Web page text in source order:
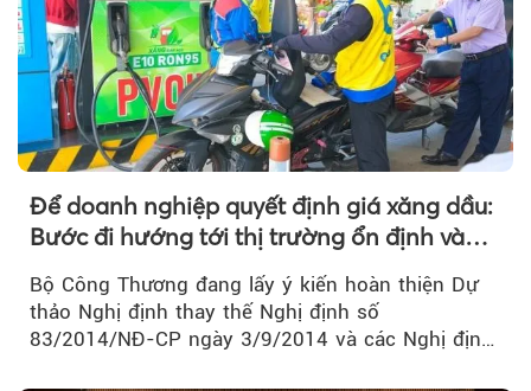
Theo Sức khoẻ
Để doanh nghiệp quyết định giá xăng dầu:
Bước đi hướng tới thị trường ổn định và
Bộ Công Thương đang lấy ý kiến hoàn thiện Dự
thảo Nghị định thay thế Nghị định số
83/2014/NĐ-CP ngày 3/9/2014 và các Nghị định